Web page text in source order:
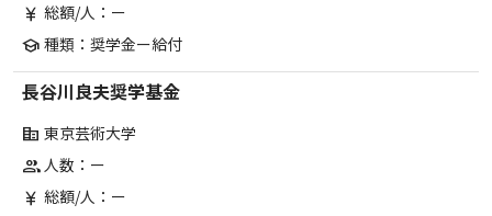
currency_yen 総額/人：ー
school 種類：奨学金ー給付
長谷川良夫奨学基金
corporate_fare 東京芸術大学
group人数：ー
currency_yen 総額/人：ー